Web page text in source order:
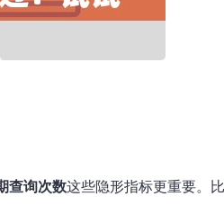
查询次数这些隐形指标更重要。